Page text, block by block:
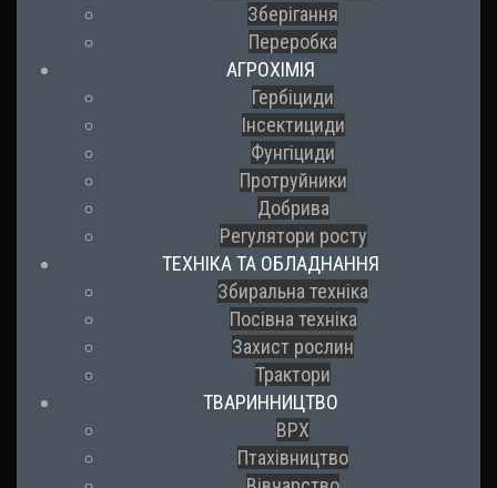
Зберігання
Переробка
АГРОХІМІЯ
Гербіциди
Інсектициди
Фунгіциди
Протруйники
Добрива
Регулятори росту
ТЕХНІКА ТА ОБЛАДНАННЯ
Збиральна техніка
Посівна техніка
Захист рослин
Трактори
ТВАРИННИЦТВО
ВРХ
Птахівництво